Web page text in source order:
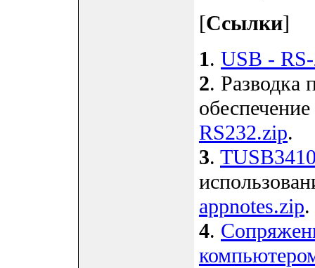
[Ссылки]
1. USB - RS-
2. Разводка
RS232.zip.
3.
appnotes.zip.
4.